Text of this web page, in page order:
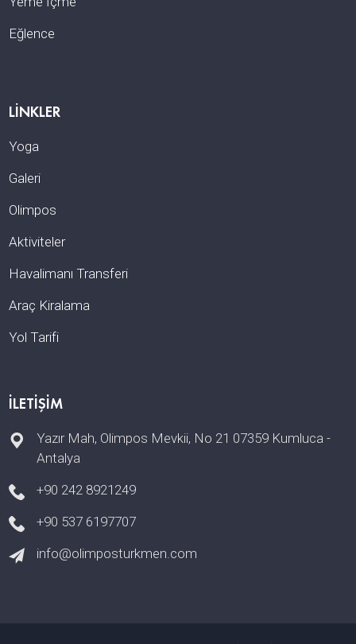
Eğlence
LINKLER
Yoga
Galeri
Olimpos
Aktiviteler
Havalimanı Transferi
Araç Kiralama
Yol Tarifi
İLETIŞIM
Yazır Mah, Olimpos Mevkii, No 21 07359 Kumluca -
Antalya
+90 242 8921249
+90 537 6197707
info@olimposturkmen.com